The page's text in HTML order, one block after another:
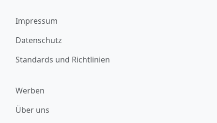
Impressum
Datenschutz
Standards und Richtlinien
Werben
Über uns